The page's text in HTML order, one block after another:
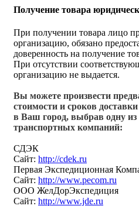
Получение товара
При получении товара лицо
организацию, обязано
доверенность на получение
При отсутствии
организацию не выдается.
Вы можете произвести
стоимости и сроков
в Ваш город, выбрав одну
транспортных компаний:
СДЭК
Сайт: http://cdek.ru
Первая Экспедиционная
Сайт: http://www.pecom.ru
ООО ЖелДорЭкспедиция
Сайт: http://www.jde.ru